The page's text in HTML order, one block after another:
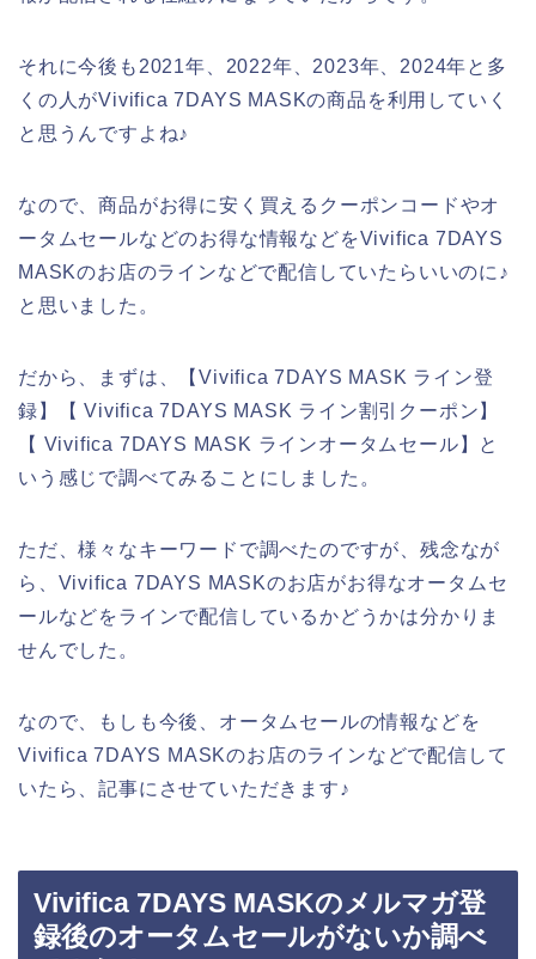
それに今後も2021年、2022年、2023年、2024年と多
くの人がVivifica 7DAYS MASKの商品を利用していく
と思うんですよね♪
なので、商品がお得に安く買えるクーポンコードやオ
ータムセールなどのお得な情報などをVivifica 7DAYS
MASKのお店のラインなどで配信していたらいいのに♪
と思いました。
だから、まずは、【Vivifica 7DAYS MASK ライン登
録】【 Vivifica 7DAYS MASK ライン割引クーポン】
【 Vivifica 7DAYS MASK ラインオータムセール】と
いう感じで調べてみることにしました。
ただ、様々なキーワードで調べたのですが、残念なが
ら、Vivifica 7DAYS MASKのお店がお得なオータムセ
ールなどをラインで配信しているかどうかは分かりま
せんでした。
なので、もしも今後、オータムセールの情報などを
Vivifica 7DAYS MASKのお店のラインなどで配信して
いたら、記事にさせていただきます♪
Vivifica 7DAYS MASKのメルマガ登
録後のオータムセールがないか調べ